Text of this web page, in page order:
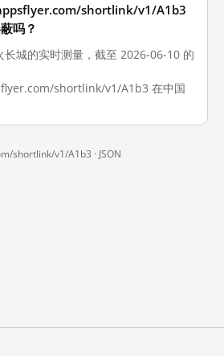
shortlink/v1/A1b3
吗？
城的实时测量，截至 2026-06-10 的
shortlink/v1/A1b3 在中国
shortlink/v1/A1b3 · JSON